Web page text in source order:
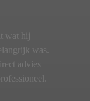
wat hij
was.
advies